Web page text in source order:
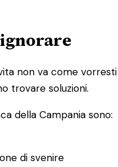
non va come
trovare soluzioni.
della Campania sono:
di svenire